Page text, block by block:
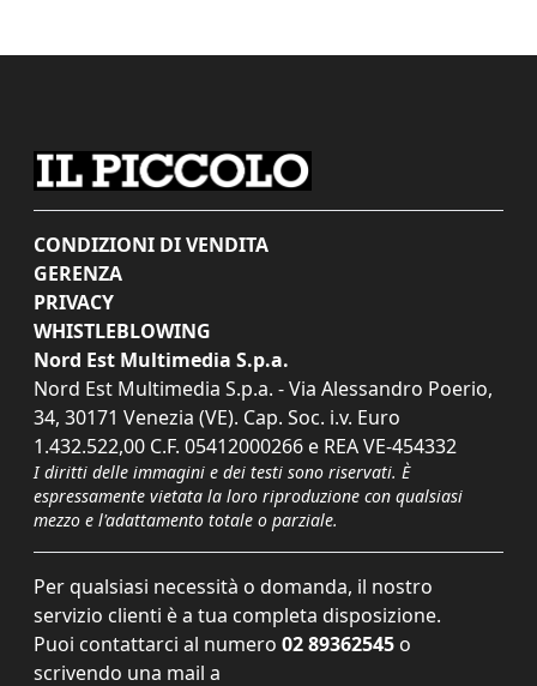
CONDIZIONI DI VENDITA
GERENZA
PRIVACY
WHISTLEBLOWING
Nord Est Multimedia S.p.a.
Nord Est Multimedia S.p.a. - Via Alessandro Poerio,
34, 30171 Venezia (VE). Cap. Soc. i.v. Euro
1.432.522,00 C.F. 05412000266 e REA VE-454332
I diritti delle immagini e dei testi sono riservati. È
espressamente vietata la loro riproduzione con qualsiasi
mezzo e l'adattamento totale o parziale.
Per qualsiasi necessità o domanda, il nostro
servizio clienti è a tua completa disposizione.
Puoi contattarci al numero 02 89362545 o
scrivendo una mail a